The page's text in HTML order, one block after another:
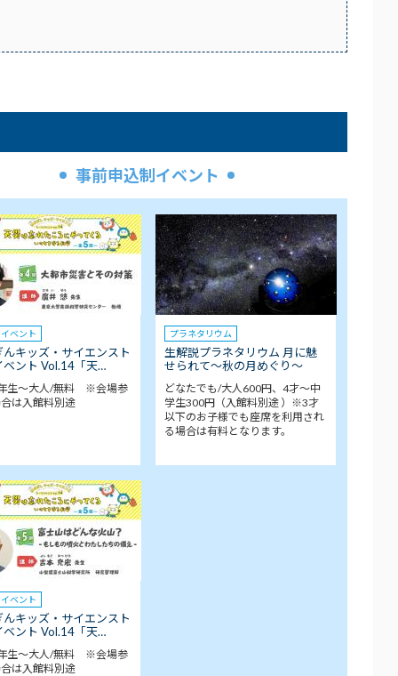
事前申込制イベント
イベント
んキッズ・サイエンスト
ベント Vol.14「天…
生～大人/無料 ※会場参
は入館料別途
プラネタリウム
生解説プラネタリウム 月に魅
せられて～秋の月めぐり～
どなたでも/大人600円、4才～中
学生300円（入館料別途 ）※3才
以下のお子様でも座席を利用され
る場合は有料となります。
イベント
んキッズ・サイエンスト
ベント Vol.14「天…
生～大人/無料 ※会場参
は入館料別途